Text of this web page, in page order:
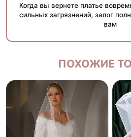
Когда вы вернете платье
сильных загрязнений, залог
вам
ПОХОЖИЕ